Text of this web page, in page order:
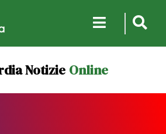
Notizie Online